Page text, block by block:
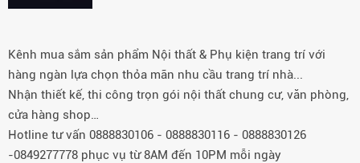
Kênh mua sắm sản phẩm Nội thất & Phụ kiện trang trí với
hàng ngàn lựa chọn thỏa mãn nhu cầu trang trí nhà...
Nhận thiết kế, thi công trọn gói nội thất chung cư, văn phòng,
cửa hàng shop…
Hotline tư vấn 0888830106 - 0888830116 - 0888830126
-0849277778 phục vụ từ 8AM đến 10PM mỗi ngày